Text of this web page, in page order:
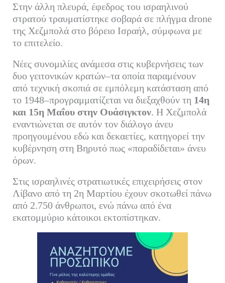
Στην άλλη πλευρά, έφεδρος του ισραηλινού
στρατού τραυματίστηκε σοβαρά σε πλήγμα drone
της Χεζμπολά στο βόρειο Ισραήλ, σύμφωνα με
το επιτελείο.
Νέες συνομιλίες ανάμεσα στις κυβερνήσεις των
δυο γειτονικών κρατών–τα οποία παραμένουν
από τεχνική σκοπιά σε εμπόλεμη κατάσταση από
το 1948–προγραμματίζεται να διεξαχθούν τη 14η
και 15η Μαΐου στην Ουάσιγκτον. Η Χεζμπολά
εναντιώνεται σε αυτόν τον διάλογο άνευ
προηγουμένου εδώ και δεκαετίες, κατηγορεί την
κυβέρνηση στη Βηρυτό πως «παραδίδεται» άνευ
όρων.
Στις ισραηλινές στρατιωτικές επιχειρήσεις στον
Λίβανο από τη 2η Μαρτίου έχουν σκοτωθεί πάνω
από 2.750 άνθρωποι, ενώ πάνω από ένα
εκατομμύριο κάτοικοι εκτοπίστηκαν.